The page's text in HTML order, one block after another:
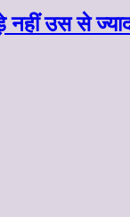
उस से